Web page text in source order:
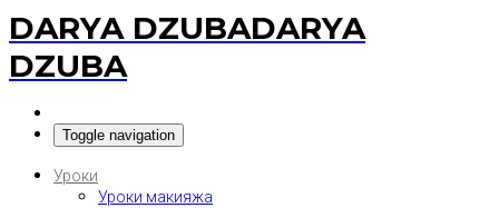
DARYA DZUBADARYA
DZUBA
Toggle navigation
Уроки
Уроки макияжа